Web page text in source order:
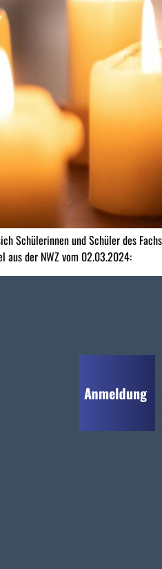
Schülerinnen und Schüler des
aus der NWZ vom 02.03.2024: